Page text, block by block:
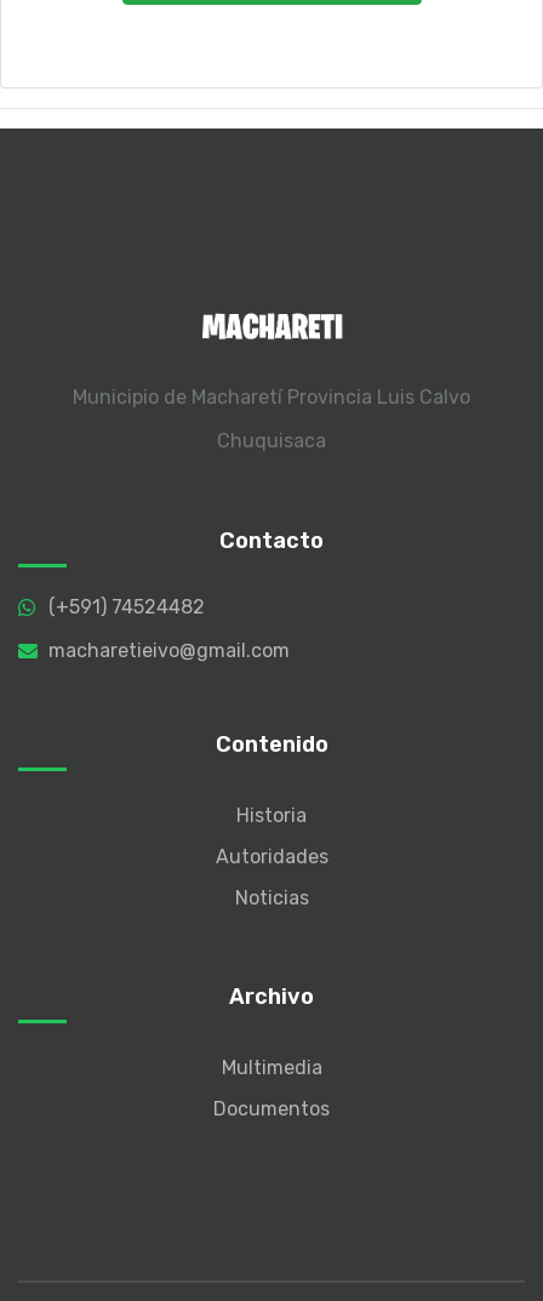
Municipio de Macharetí Provincia Luis Calvo
Chuquisaca
Contacto
(+591) 74524482
macharetieivo@gmail.com
Contenido
Historia
Autoridades
Noticias
Archivo
Multimedia
Documentos